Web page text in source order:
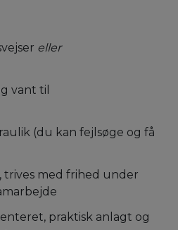
eller
vant til
(du kan fejlsøge og få
med frihed under
praktisk anlagt og